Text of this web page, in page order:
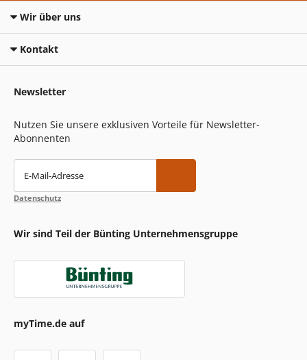
Wir über uns
Kontakt
Newsletter
Nutzen Sie unsere exklusiven Vorteile für Newsletter-
Abonnenten
E-Mail-Adresse
Datenschutz
Wir sind Teil der Bünting Unternehmensgruppe
myTime.de auf